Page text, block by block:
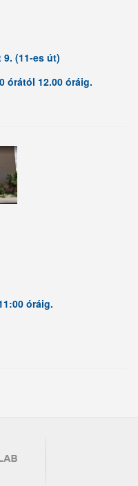
9. (11-es út)
órától 12.00 óráig.
óráig.